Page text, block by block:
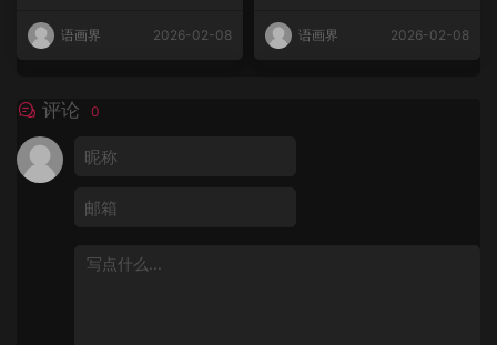
语画界 2026-02-08 语画界 2026-02-08
评论 0